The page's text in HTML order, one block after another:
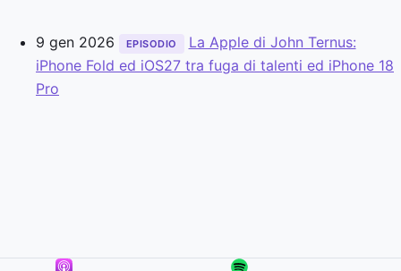
9 gen 2026 EPISODIO
La Apple di John Ternus:
iPhone Fold ed iOS27 tra fuga di talenti ed iPhone 18
Pro